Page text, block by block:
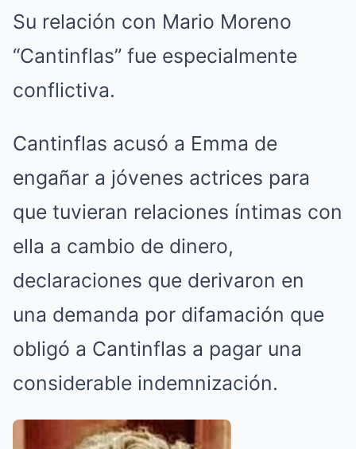
Su relación con Mario Moreno
“Cantinflas” fue especialmente
conflictiva.
Cantinflas acusó a Emma de
engañar a jóvenes actrices para
que tuvieran relaciones íntimas con
ella a cambio de dinero,
declaraciones que derivaron en
una demanda por difamación que
obligó a Cantinflas a pagar una
considerable indemnización.